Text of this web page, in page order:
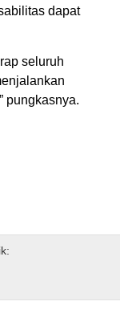
dapat
seluruh
pungkasnya.